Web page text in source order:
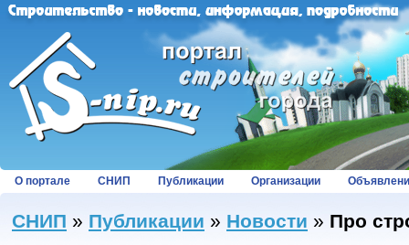
О портале СНИП Публикации Организации
СНИП » Публикации » Новости » Про